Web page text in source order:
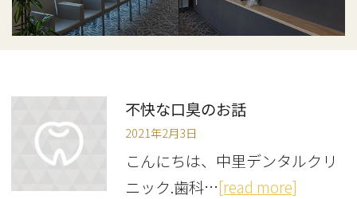
不快な口臭のお話
2021年2月3日
こんにちは、中里デンタルクリ
ニック.歯科…[read more]